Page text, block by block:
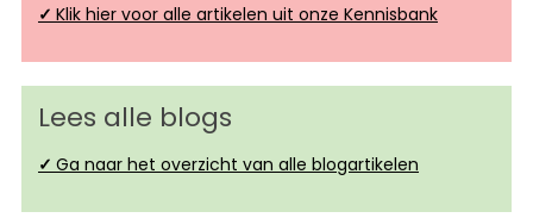
✓ Klik hier voor alle artikelen uit onze Kennisbank
Lees alle blogs
✓ Ga naar het overzicht van alle blogartikelen